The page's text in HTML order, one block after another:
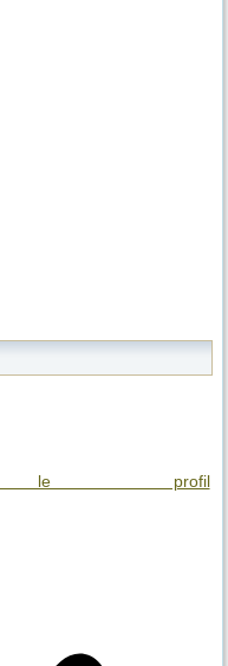
le profil